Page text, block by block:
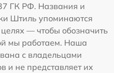
ГК РФ. Названия и
Штиль упоминаются
— чтобы обозначить
мы работаем. Наша
с владельцами
и не представляет их